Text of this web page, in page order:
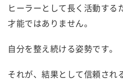
ヒーラーとして長く活動する
才能ではありません。
自分を整え続ける姿勢です。
それが、結果として信頼され